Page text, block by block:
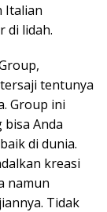
Italian
di lidah.
tentunya
Group ini
Anda
di dunia.
kreasi
namun
Tidak